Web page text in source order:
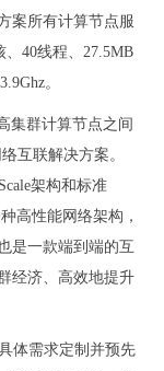
案所有计算节点服
40线程、27.5MB
。
集群计算节点之间
互联解决方案。
架构和标准
高性能网络架构，
是一款端到端的互
经济、高效地提升
体需求定制并预先